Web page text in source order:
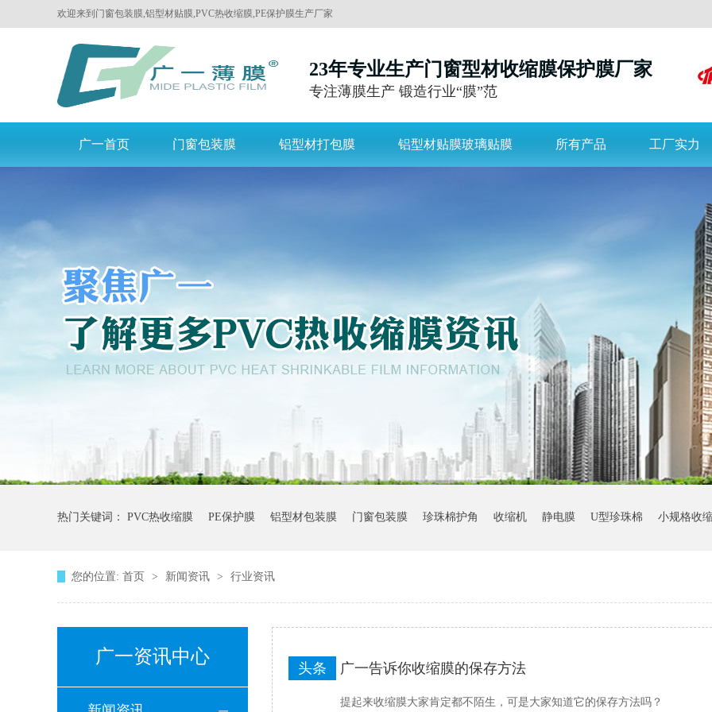
欢迎来到门窗包装膜,铝型材贴膜,PVC热收缩膜,PE保护膜生产厂家
佛山市南海广一塑薄膜有限公司官网
23年专业生产门窗型材收缩膜保护膜厂家
专注薄膜生产 锻造行业“膜”范
广一首页 门窗包装膜 铝型材打包膜 铝型材贴膜玻璃贴膜 所有产品 工厂实力
热门关键词： PVC热收缩膜 PE保护膜 铝型材包装膜 门窗包装膜 珍珠棉护角 收缩机 静电膜 U型珍珠棉 小规格收
您的位置: 首页 > 新闻资讯 > 行业资讯
广一资讯中心
广一告诉你收缩膜的保存方法
头条
提起来收缩膜大家肯定都不陌生，可是大家知道它的保存方法吗？